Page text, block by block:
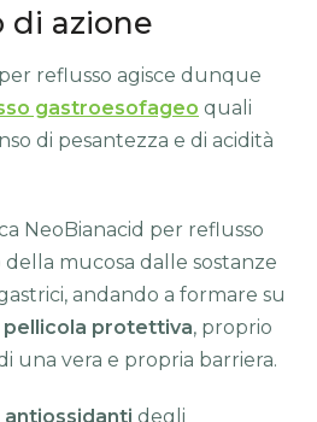
di azione
reflusso agisce dunque
gastroesofageo quali
di pesantezza e di acidità
NeoBianacid per reflusso
mucosa dalle sostanze
andando a formare su
pellicola protettiva, proprio
una vera e propria barriera.
degli